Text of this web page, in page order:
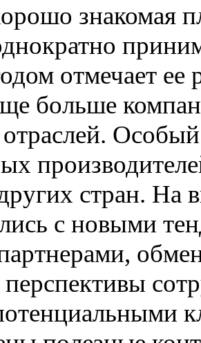
знакомая
отмечает ее
больше
Особый
стран. На
с новыми